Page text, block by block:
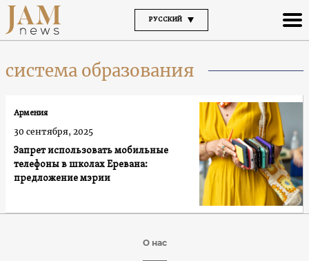
РУССКИЙ
система образования
Запрет использовать мобильные
телефоны в школах Еревана:
предложение мэрии
Армения
30 сентября, 2025
О нас